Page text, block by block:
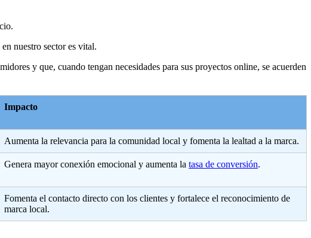
nuestro sector es vital.
y que, cuando tengan necesidades para sus proyectos online, se acuerden
Impacto
Aumenta la relevancia para la comunidad local y fomenta la lealtad a la marca.
Genera mayor conexión emocional y aumenta la tasa de conversión.
Fomenta el contacto directo con los clientes y fortalece el reconocimiento de
marca local.